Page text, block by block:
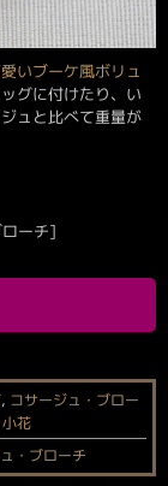
いブーケ風ボリュ
グに付けたり、い
ュと比べて重量が
ーチ]
, コサージュ・ブロー
小花
・ブローチ